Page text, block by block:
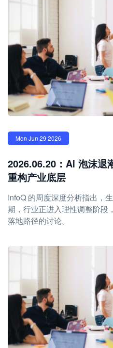
Mon Jun 29 2026
2026.06.20：AI 泡沫退
重构产业底层
InfoQ 的周度深度分析指出，
期，行业正进入理性调整阶段
落地路径的讨论。